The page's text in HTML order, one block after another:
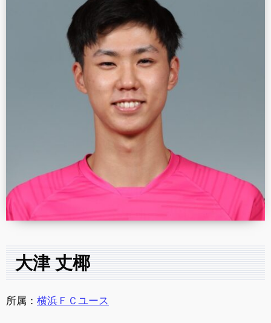
大津 丈椰
所属： 横浜ＦＣユース